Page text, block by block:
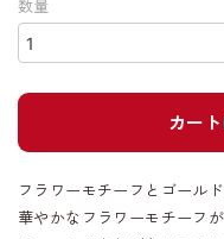
数量
カー
フラワーモチーフとゴール
華やかなフラワーモチーフ